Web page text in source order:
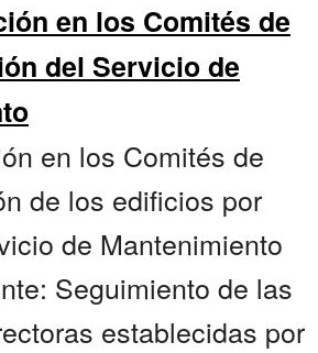
en los Comités de
del Servicio de
en los Comités de
de los edificios por
de Mantenimiento
Seguimiento de las
establecidas por